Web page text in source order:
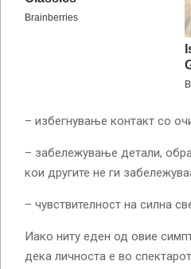
– избегнување контакт со
– забележување детали,
кои другите не ги
– чувствителност на силна
Иако ниту еден од овие
дека личноста е во